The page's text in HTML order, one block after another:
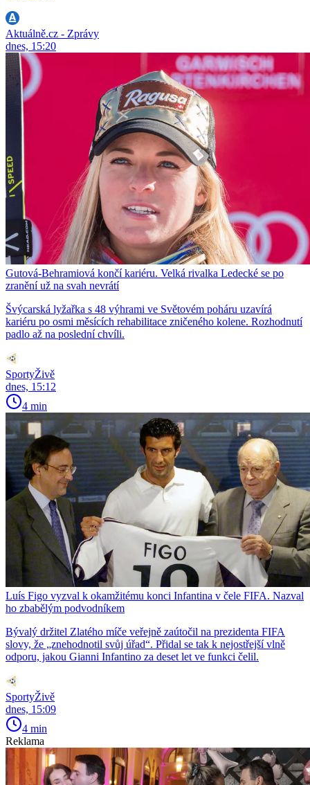
Aktuálně.cz - Zprávy
dnes, 15:20
Gutová-Behramiová končí kariéru. Velká rivalka Ledecké se po
zranění už na svah nevrátí
Švýcarská lyžařka s 48 výhrami ve Světovém poháru uzavírá
kariéru po osmi měsících rehabilitace zničeného kolene. Rozhodnutí
padlo až na poslední chvíli.
SportyŽivě
dnes, 15:12
4 min
Luís Figo vyzval k okamžitému konci Infantina v čele FIFA. Nazval
ho zbabělým podvodníkem
Bývalý držitel Zlatého míče veřejně zaútočil na prezidenta FIFA
slovy, že „znehodnotil svůj úřad“. Přidal se tak k nejostřejší vlně
odporu, jakou Gianni Infantino za deset let ve funkci čelil.
SportyŽivě
dnes, 15:09
4 min
Reklama